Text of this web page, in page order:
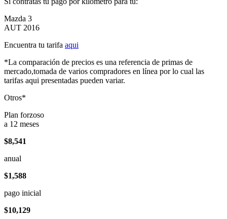
Mazda 3
AUT 2016
Encuentra tu tarifa aqui
*La comparación de precios es una referencia de primas de
mercado,tomada de varios compradores en línea por lo cual las
tarifas aqui presentadas pueden variar.
Otros*
Plan forzoso
a 12 meses
$8,541
anual
$1,588
pago inicial
$10,129